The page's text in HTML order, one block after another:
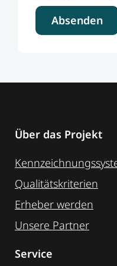
Absenden
Über das Projekt
Qualitätskriterien
Erheber werden
Unsere Partner
Service